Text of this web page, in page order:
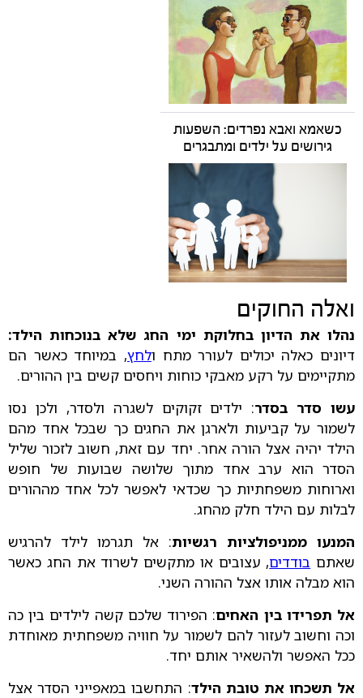
כשאמא ואבא נפרדים: השפעות
גירושים על ילדים ומתבגרים
ואלה החוקים
נהלו את הדיון בחלוקת ימי החג שלא בנוכחות הילד:
דיונים כאלה יכולים לעורר מתח ולחץ, במיוחד כאשר הם
מתקיימים על רקע מאבקי כוחות ויחסים קשים בין ההורים.
עשו סדר בסדר: ילדים זקוקים לשגרה ולסדר, ולכן נסו
לשמור על קביעות ולארגן את החגים כך שבכל אחד מהם
הילד יהיה אצל הורה אחר. יחד עם זאת, חשוב לזכור שליל
הסדר הוא ערב אחד מתוך שלושה שבועות של חופש
וארוחות משפחתיות כך שכדאי לאפשר לכל אחד מההורים
לבלות עם הילד חלק מהחג.
המנעו ממניפולציות רגשיות: אל תגרמו לילד להרגיש
שאתם בודדים, עצובים או מתקשים לשרוד את החג כאשר
הוא מבלה אותו אצל ההורה השני.
אל תפרידו בין האחים: הפירוד שלכם קשה לילדים בין כה
וכה וחשוב לעזור להם לשמור על חוויה משפחתית מאוחדת
ככל האפשר ולהשאיר אותם יחד.
אל תשכחו את טובת הילד: התחשבו במאפייני הסדר אצל